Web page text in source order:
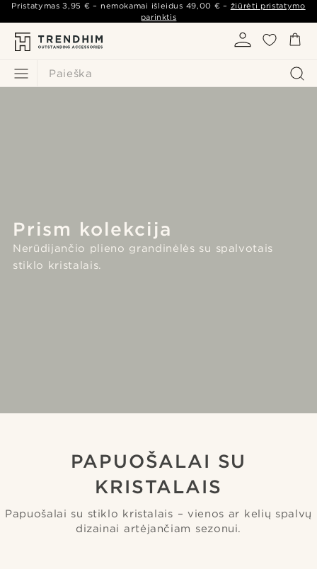
Paieška
Pristatymas3,95 € – nemokamai išleidus 49,00 € – žiūrėti pristatymo
parinktis
Prism kolekcija
Nerūdijančio plieno grandinėlės su spalvotais
stiklo kristalais.
PAPUOŠALAI SU
KRISTALAIS
Papuošalai su stiklo kristalais – vienos ar kelių spalvų
dizainai artėjančiam sezonui.